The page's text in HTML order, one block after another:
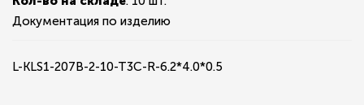
Документация по изделию
L-KLS1-207B-2-10-T3C-R-6.2*4.0*0.5